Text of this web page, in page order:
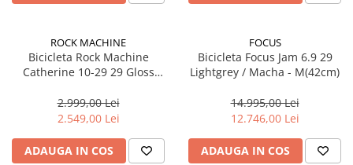
Genti Transport
Suport telefon
Casti protectie
ROCK MACHINE
Bicicleta Rock Machine
Catherine 10-29 29 Gloss
2.999,00 Lei
2.549,00 Lei
ADAUGA IN COS
FOCUS
Bicicleta Focus Jam 6.9 29
Lightgrey / Macha - M(42cm)
14.995,00 Lei
12.746,00 Lei
ADAUGA IN COS